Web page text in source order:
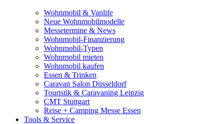
Wohnmobil & Vanlife
Neue Wohnmobilmodelle
Messetermine & News
Wohnmobil-Finanzierung
Wohnmobil-Typen
Wohnmobil mieten
Wohnmobil kaufen
Essen & Trinken
Caravan Salon Düsseldorf
Touristik & Caravaning Leipzig
CMT Stuttgart
Reise + Camping Messe Essen
Tools & Service